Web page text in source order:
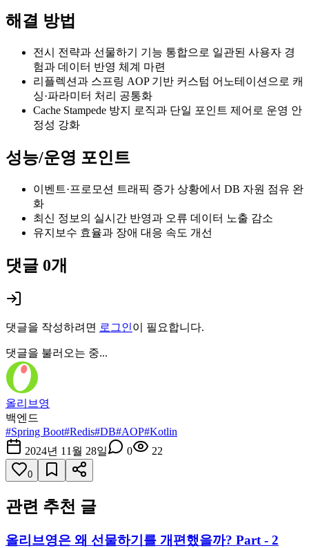
해결 방법
전시 전략과 선물하기 기능 통합으로 일관된 사용자 경
험과 데이터 반영 체계 마련
리플렉션과 스프링 AOP 기반 커스텀 어노테이션으로 캐
싱·파라미터 처리 공통화
Cache Stampede 방지 로직과 단일 포인트 제어로 운영 안
정성 강화
성능/운영 포인트
이벤트·프로모션 트래픽 증가 상황에서 DB 자원 점유 완
화
최신 정보의 실시간 반영과 오류 데이터 노출 감소
유지보수 효율과 장애 대응 속도 개선
댓글 0개
댓글을 작성하려면 로그인이 필요합니다.
댓글을 불러오는 중...
올리브영
백엔드
#Spring Boot#Redis#DB#AOP#Kotlin
2024년 11월 28일
0 22
0
관련 추천 글
올리브영은 왜 선물하기를 개편했을까? Part - 2